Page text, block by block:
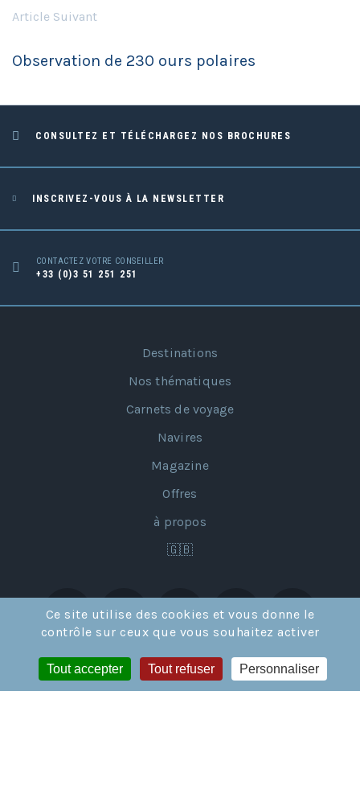
Ce site utilise des cookies et vous donne le
contrôle sur ceux que vous souhaitez activer
Tout accepter Tout refuser Personnaliser
Article Suivant
Observation de 230 ours polaires
CONSULTEZ ET TÉLÉCHARGEZ NOS BROCHURES
INSCRIVEZ-VOUS À LA NEWSLETTER
CONTACTEZ VOTRE CONSEILLER
+33 (0)3 51 251 251
Destinations
Nos thématiques
Carnets de voyage
Navires
Magazine
Offres
à propos
🇬🇧